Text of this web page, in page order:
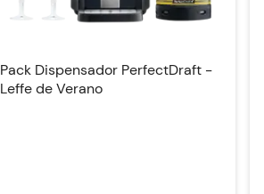
Pack Dispensador PerfectDraft -
Leffe de Verano